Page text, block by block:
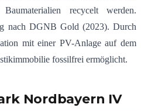
recycelt werden.
nach DGNB Gold (2023). Durch
mit einer PV-Anlage auf dem
fossilfrei ermöglicht.
Nordbayern IV